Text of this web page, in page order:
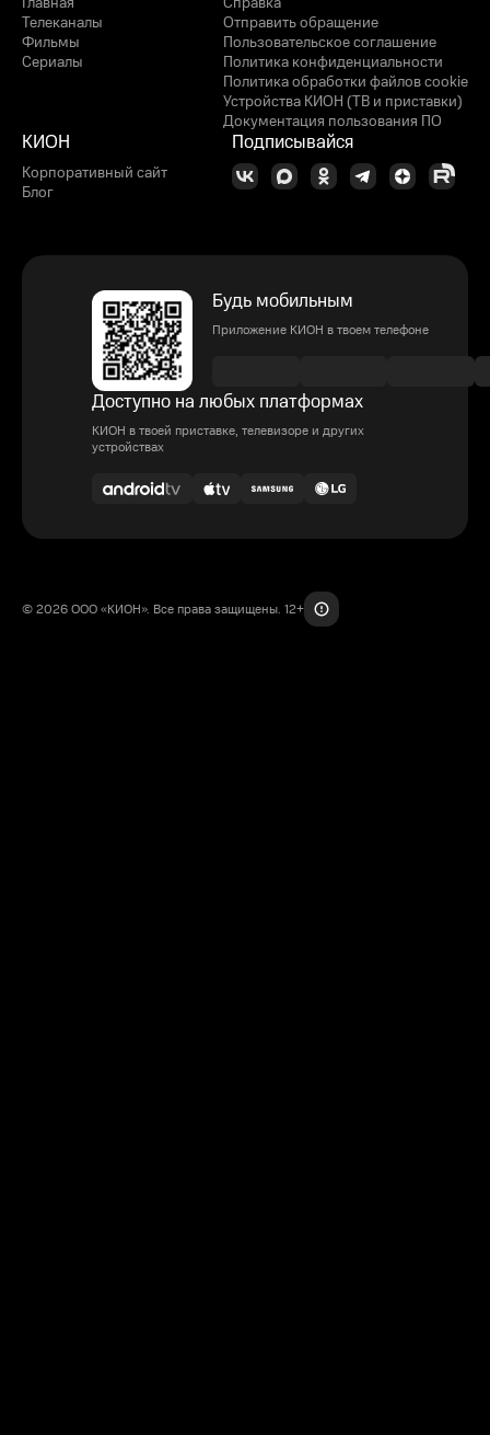
Телеканалы
Фильмы
Сериалы
Отправить обращение
Пользовательское соглашение
Политика конфиденциальности
Политика обработки файлов cookie
Устройства КИОН (ТВ и приставки)
Документация пользования ПО
КИОН
Корпоративный сайт
Блог
Подписывайся
Будь мобильным
Приложение КИОН в твоем телефоне
Доступно на любых платформах
КИОН в твоей приставке, телевизоре и других
устройствах
© 2026 ООО «КИОН». Все права защищены. 12+